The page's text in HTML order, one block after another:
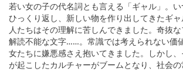
若い女の子の代名詞とも言える「ギャル」。
ひっくり返し、新しい物を作り出してきたギ
人たちはその理解に苦しんできました。奇抜な
解読不能な文字……。常識では考えられない価
女たちに嫌悪感さえ抱いてきました。しかし
が起こしたカルチャーがブームとなり、社会